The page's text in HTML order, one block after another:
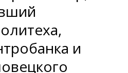
и